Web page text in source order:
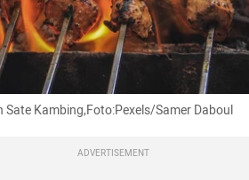
Kambing,Foto:Pexels/Samer Daboul
ADVERTISEMENT